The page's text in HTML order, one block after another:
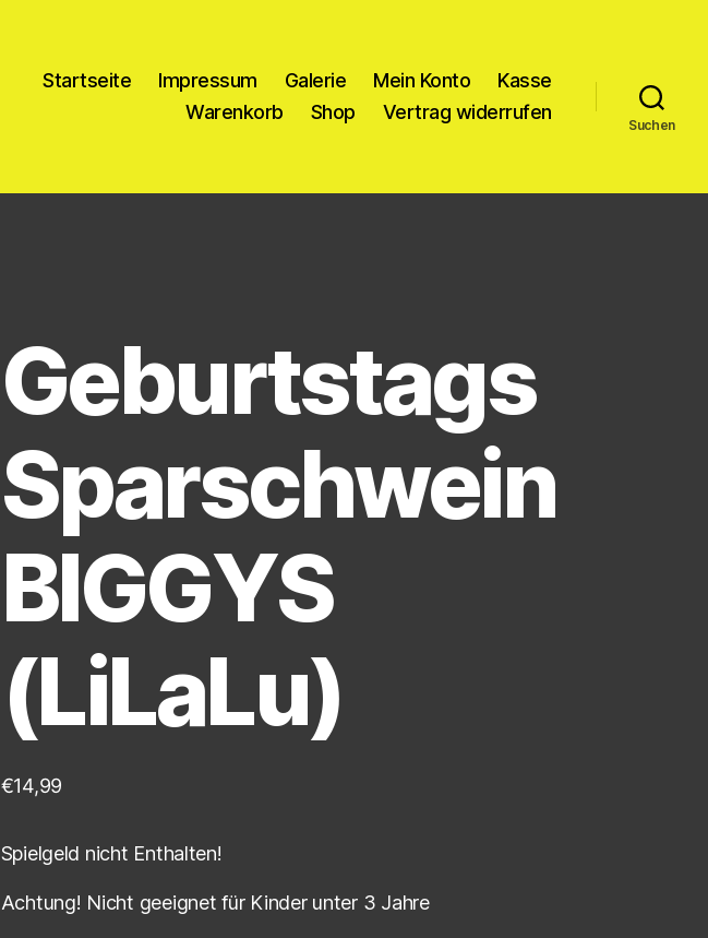
Startseite Impressum Galerie Mein Konto
Kasse
Warenkorb
Shop Vertrag widerrufen
Suchen
Geburtstags
Sparschwein
BIGGYS
(LiLaLu)
€14,99
Spielgeld nicht Enthalten!
Achtung! Nicht geeignet für Kinder unter 3 Jahre